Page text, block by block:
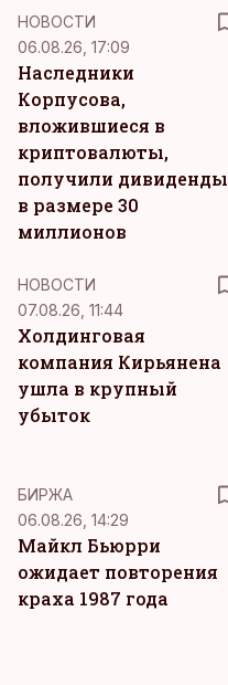
НОВОСТИ
06.08.26, 17:09
Наследники
Корпусова,
вложившиеся в
криптовалюты,
получили дивиденды
в размере 30
миллионов
НОВОСТИ
07.08.26, 11:44
Холдинговая
компания Кирьянена
ушла в крупный
убыток
БИРЖА
06.08.26, 14:29
Майкл Бьюрри
ожидает повторения
краха 1987 года